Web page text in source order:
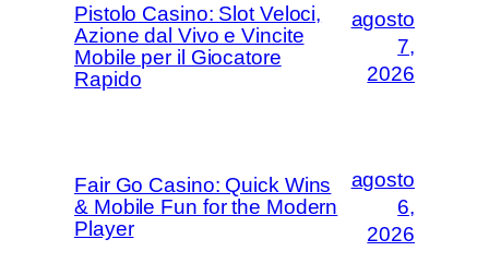
Pistolo Casino: Slot Veloci,
Azione dal Vivo e Vincite
Mobile per il Giocatore
Rapido
agosto
7,
2026
Fair Go Casino: Quick Wins
& Mobile Fun for the Modern
Player
agosto
6,
2026